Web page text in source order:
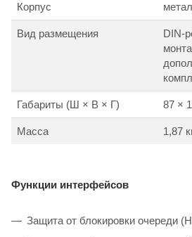
Корпус
Вид размещения
DIN-
Габариты (Ш × В × Г) 87 ×
Масса 1,87
Функции интерфейсов
Защита от блокировки очереди